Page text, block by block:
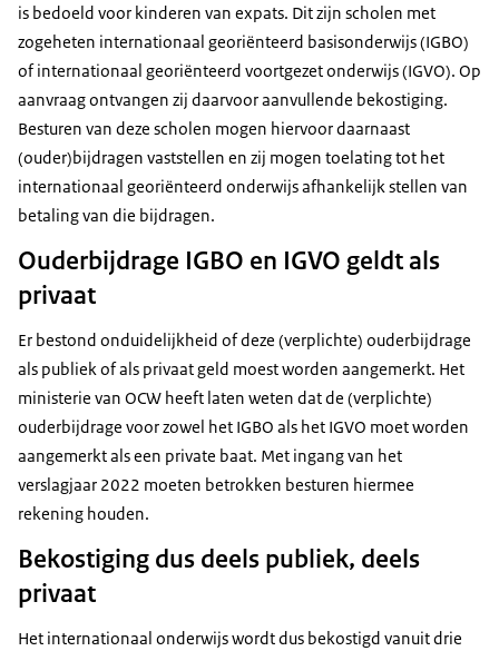
is bedoeld voor kinderen van expats. Dit zijn scholen met
zogeheten internationaal georiënteerd basisonderwijs (IGBO)
of internationaal georiënteerd voortgezet onderwijs (IGVO). Op
aanvraag ontvangen zij daarvoor aanvullende bekostiging.
Besturen van deze scholen mogen hiervoor daarnaast
(ouder)bijdragen vaststellen en zij mogen toelating tot het
internationaal georiënteerd onderwijs afhankelijk stellen van
betaling van die bijdragen.
Ouderbijdrage IGBO en IGVO geldt als
privaat
Er bestond onduidelijkheid of deze (verplichte) ouderbijdrage
als publiek of als privaat geld moest worden aangemerkt. Het
ministerie van OCW heeft laten weten dat de (verplichte)
ouderbijdrage voor zowel het IGBO als het IGVO moet worden
aangemerkt als een private baat. Met ingang van het
verslagjaar 2022 moeten betrokken besturen hiermee
rekening houden.
Bekostiging dus deels publiek, deels
privaat
Het internationaal onderwijs wordt dus bekostigd vanuit drie